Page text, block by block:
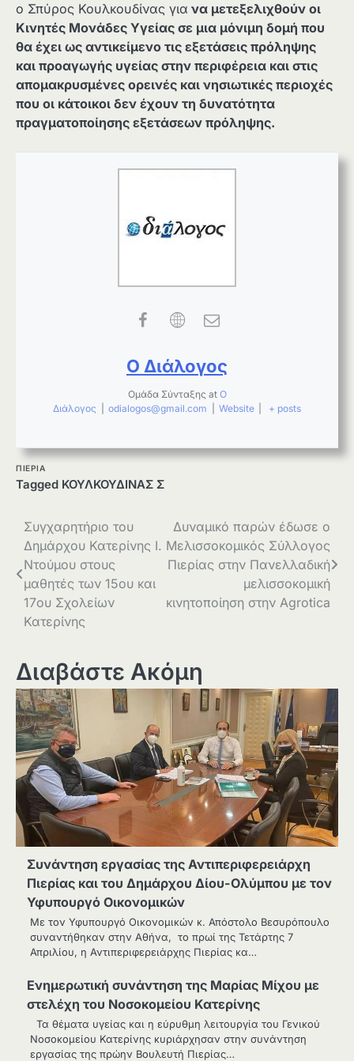
ο Σπύρος Κουλκουδίνας για να μετεξελιχθούν οι
Κινητές Μονάδες Υγείας σε μια μόνιμη δομή που
θα έχει ως αντικείμενο τις εξετάσεις πρόληψης
και προαγωγής υγείας στην περιφέρεια και στις
απομακρυσμένες ορεινές και νησιωτικές περιοχές
που οι κάτοικοι δεν έχουν τη δυνατότητα
πραγματοποίησης εξετάσεων πρόληψης.
Ο Διάλογος
Ομάδα Σύνταξης at Ο
Διάλογος
odialogos@gmail.com Website + posts
ΠΙΕΡΙΑ
Tagged ΚΟΥΛΚΟΥΔΙΝΑΣ Σ
Πλοήγηση
άρθρων
Συγχαρητήριο του
Δημάρχου Κατερίνης Ι.
Ντούμου στους
μαθητές των 15ου και
17ου Σχολείων
Κατερίνης
Δυναμικό παρών έδωσε ο
Μελισσοκομικός Σύλλογος
Πιερίας στην Πανελλαδική
μελισσοκομική
κινητοποίηση στην Agrotica
Διαβάστε Ακόμη
Συνάντηση εργασίας της Αντιπεριφερειάρχη
Πιερίας και του Δημάρχου Δίου-Ολύμπου με τον
Υφυπουργό Οικονομικών
Με τον Υφυπουργό Οικονομικών κ. Απόστολο Βεσυρόπουλο
συναντήθηκαν στην Αθήνα, το πρωί της Τετάρτης 7
Απριλίου, η Αντιπεριφερειάρχης Πιερίας κα…
Ενημερωτική συνάντηση της Μαρίας Μίχου με
στελέχη του Νοσοκομείου Κατερίνης
Τα θέματα υγείας και η εύρυθμη λειτουργία του Γενικού
Νοσοκομείου Κατερίνης κυριάρχησαν στην συνάντηση
εργασίας της πρώην Βουλευτή Πιερίας…